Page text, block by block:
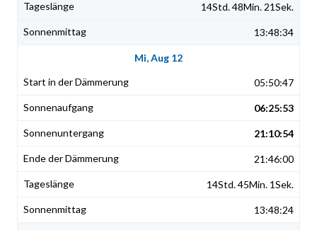
14Std. 48Min. 21Sek.
13:48:34
Mi, Aug 12
05:50:47
06:25:53
21:10:54
21:46:00
14Std. 45Min. 1Sek.
13:48:24